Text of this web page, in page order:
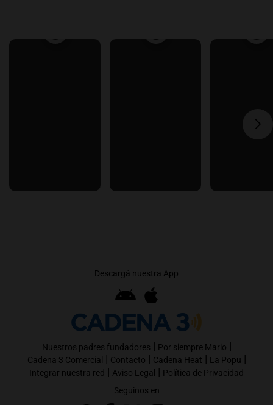
Descargá nuestra App
Nuestros padres fundadores | Por siempre Mario |
Cadena 3 Comercial | Contacto | Cadena Heat | La Popu |
Integrar nuestra red | Aviso Legal | Política de Privacidad
Seguinos en